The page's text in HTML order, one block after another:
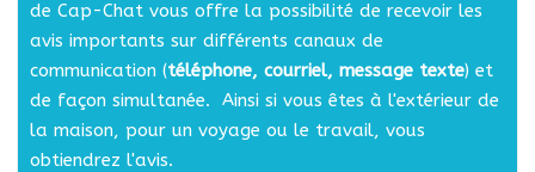
de Cap-Chat vous offre la possibilité de recevoir les
avis importants sur différents canaux de
communication (téléphone, courriel, message texte) et
de façon simultanée. Ainsi si vous êtes à l'extérieur de
la maison, pour un voyage ou le travail, vous
obtiendrez l'avis.